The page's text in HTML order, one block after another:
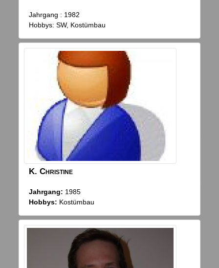
Jahrgang : 1982
Hobbys: SW, Kostümbau
K. Christine
Jahrgang: 1985
Hobbys: Kostümbau